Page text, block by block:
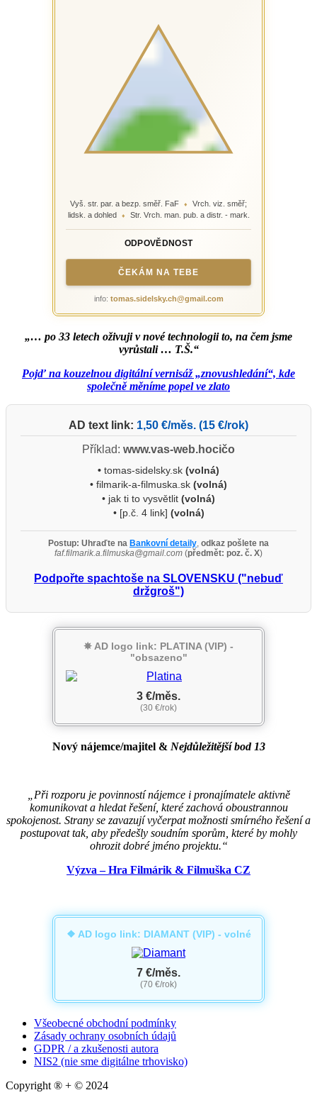
Vyš. str. par. a bezp. směř. FaF ♦
Vrch. viz. směř;
lidsk. a dohled
♦ Str. Vrch. man. pub. a distr. - mark.
ODPOVĚDNOST
ČEKÁM NA TEBE
info: tomas.sidelsky.ch@gmail.com
„… po 33 letech oživuji v nové technologii to, na čem jsme
vyrůstali … T.Š.“
Pojď na kouzelnou digitální vernisáž „znovushledání“, kde
společně měníme popel ve zlato
AD text link: 1,50 €/měs. (15 €/rok)
Příklad: www.vas-web.hocičo
• tomas-sidelsky.sk (volná)
• filmarik-a-filmuska.sk (volná)
• jak ti to vysvětlit (volná)
• [p.č. 4 link] (volná)
Postup: Uhraďte na Bankovní detaily, odkaz pošlete na
faf.filmarik.a.filmuska@gmail.com (předmět: poz. č. X)
Podpořte spachtoše na SLOVENSKU ("nebuď
držgroš")
✵ AD logo link: PLATINA (VIP) -
"obsazeno"
3 €/měs.
(30 €/rok)
Nový nájemce/majitel & Nejdůležitější bod 13
„Při rozporu je povinností nájemce i pronajímatele aktivně
komunikovat a hledat řešení, které zachová oboustrannou
spokojenost. Strany se zavazují vyčerpat možnosti smírného řešení a
postupovat tak, aby předešly soudním sporům, které by mohly
ohrozit dobré jméno projektu.“
Výzva – Hra Filmárik & Filmuška CZ
❖ AD logo link: DIAMANT (VIP) - volné
7 €/měs.
(70 €/rok)
Všeobecné obchodní podmínky
Zásady ochrany osobních údajů
GDPR / a zkušenosti autora
NIS2 (nie sme digitálne trhovisko)
Copyright ® + © 2024